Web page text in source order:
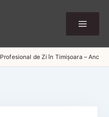
de Zi în Timișoara – Anca